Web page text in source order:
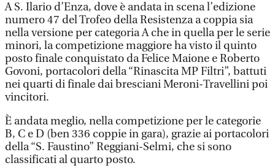
A S. Ilario d’Enza, dove è andata in scena l’edizione
numero 47 del Trofeo della Resistenza a coppia sia
nella versione per categoria A che in quella per le serie
minori, la competizione maggiore ha visto il quinto
posto finale conquistato da Felice Maione e Roberto
Govoni, portacolori della “Rinascita MP Filtri”, battuti
nei quarti di finale dai bresciani Meroni-Travellini poi
vincitori.
È andata meglio, nella competizione per le categorie
B, C e D (ben 336 coppie in gara), grazie ai portacolori
della “S. Faustino” Reggiani-Selmi, che si sono
classificati al quarto posto.